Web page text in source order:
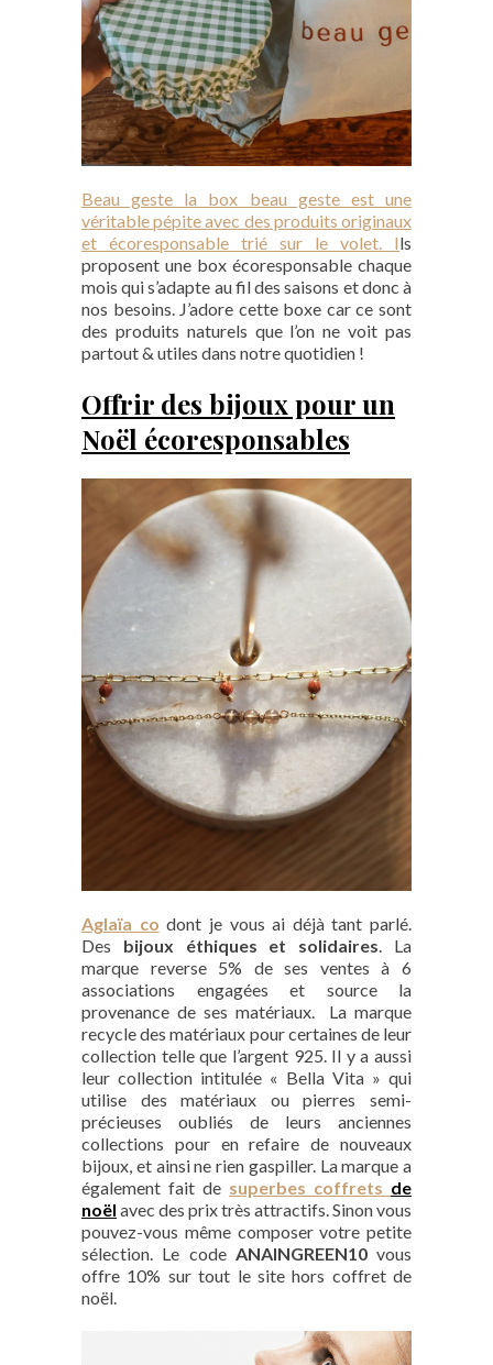
Beau geste la box beau geste est une
véritable pépite avec des produits originaux
et écoresponsable trié sur le volet. Ils
proposent une box écoresponsable chaque
mois qui s’adapte au fil des saisons et donc à
nos besoins. J’adore cette boxe car ce sont
des produits naturels que l’on ne voit pas
partout & utiles dans notre quotidien !
Offrir des bijoux pour un
Noël écoresponsables
Aglaïa co dont je vous ai déjà tant parlé.
Des bijoux éthiques et solidaires. La
marque reverse 5% de ses ventes à 6
associations engagées et source la
provenance de ses matériaux. La marque
recycle des matériaux pour certaines de leur
collection telle que l’argent 925. Il y a aussi
leur collection intitulée « Bella Vita » qui
utilise des matériaux ou pierres semi-
précieuses oubliés de leurs anciennes
collections pour en refaire de nouveaux
bijoux, et ainsi ne rien gaspiller. La marque a
également fait de superbes coffrets de
noël avec des prix très attractifs. Sinon vous
pouvez-vous même composer votre petite
sélection. Le code ANAINGREEN10vous
offre 10% sur tout le site hors coffret de
noël.